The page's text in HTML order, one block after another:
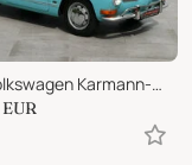
1970 Volkswagen Karmann-Ghia T14
EUR